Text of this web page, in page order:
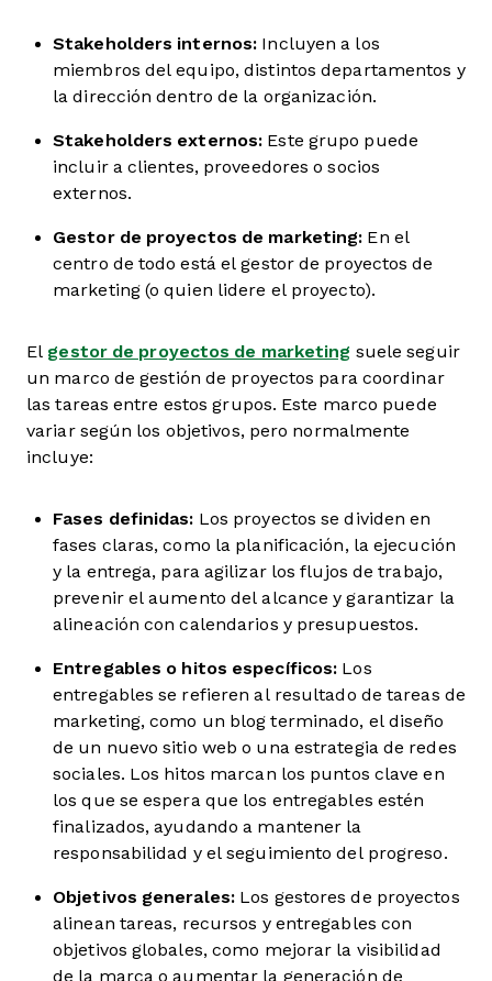
Stakeholders internos: Incluyen a los
miembros del equipo, distintos departamentos y
la dirección dentro de la organización.
Stakeholders externos: Este grupo puede
incluir a clientes, proveedores o socios
externos.
Gestor de proyectos de marketing: En el
centro de todo está el gestor de proyectos de
marketing (o quien lidere el proyecto).
El gestor de proyectos de marketing suele seguir
un marco de gestión de proyectos para coordinar
las tareas entre estos grupos. Este marco puede
variar según los objetivos, pero normalmente
incluye:
Fases definidas: Los proyectos se dividen en
fases claras, como la planificación, la ejecución
y la entrega, para agilizar los flujos de trabajo,
prevenir el aumento del alcance y garantizar la
alineación con calendarios y presupuestos.
Entregables o hitos específicos: Los
entregables se refieren al resultado de tareas de
marketing, como un blog terminado, el diseño
de un nuevo sitio web o una estrategia de redes
sociales. Los hitos marcan los puntos clave en
los que se espera que los entregables estén
finalizados, ayudando a mantener la
responsabilidad y el seguimiento del progreso.
Objetivos generales: Los gestores de proyectos
alinean tareas, recursos y entregables con
objetivos globales, como mejorar la visibilidad
de la marca o aumentar la generación de